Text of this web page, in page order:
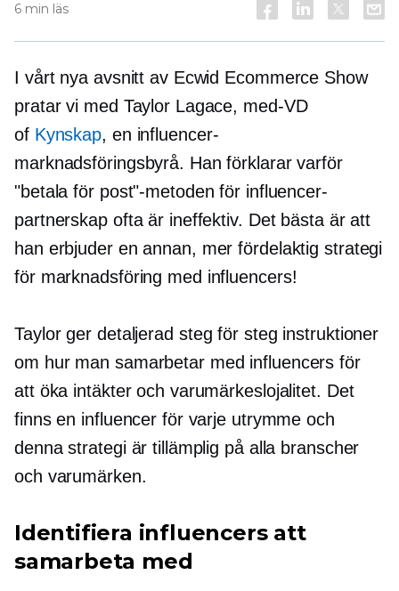
6 min läs
I vårt nya avsnitt av Ecwid Ecommerce Show
pratar vi med Taylor Lagace, med-VD
of Kynskap, en influencer-
marknadsföringsbyrå. Han förklarar varför
"betala för post"-metoden för influencer-
partnerskap ofta är ineffektiv. Det bästa är att
han erbjuder en annan, mer fördelaktig strategi
för marknadsföring med influencers!
Taylor ger detaljerad steg för steg instruktioner
om hur man samarbetar med influencers för
att öka intäkter och varumärkeslojalitet. Det
finns en influencer för varje utrymme och
denna strategi är tillämplig på alla branscher
och varumärken.
Identifiera influencers att
samarbeta med